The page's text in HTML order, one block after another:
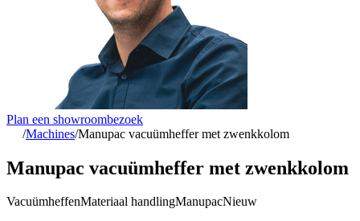
Plan een showroombezoek
/Machines/Manupac vacuümheffer met zwenkkolom
Manupac vacuümheffer met zwenkkolom
VacuümheffenMateriaal handlingManupacNieuw